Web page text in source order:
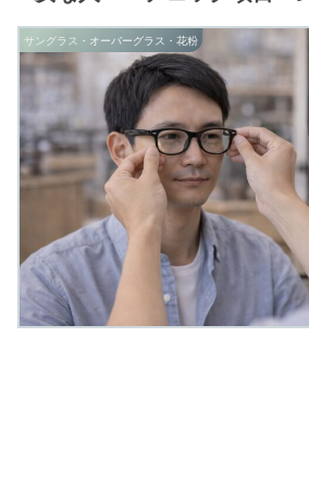
サングラス・オーバーグラス・花粉